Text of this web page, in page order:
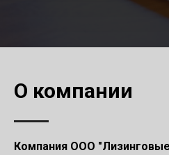
О компании
Компания ООО